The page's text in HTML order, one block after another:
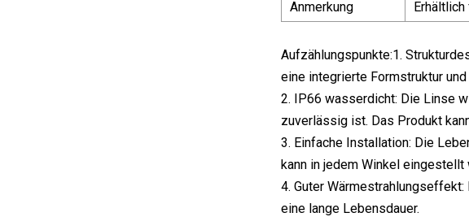
Anmerkung
Aufzählungspunkte:1.
eine integrierte Formstruktur
2. IP66 wasserdicht: Die Linse
zuverlässig ist. Das Produkt
3. Einfache Installation: Die
kann in jedem Winkel eingestellt
4. Guter
eine lange Lebensdauer.